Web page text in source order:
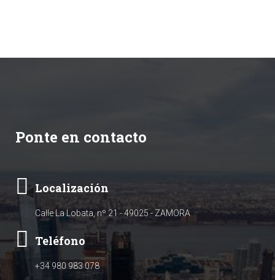
Ponte en contacto
Localización
Calle La Lobata, nº 21 - 49025 - ZAMORA
Teléfono
+34 980 983 078